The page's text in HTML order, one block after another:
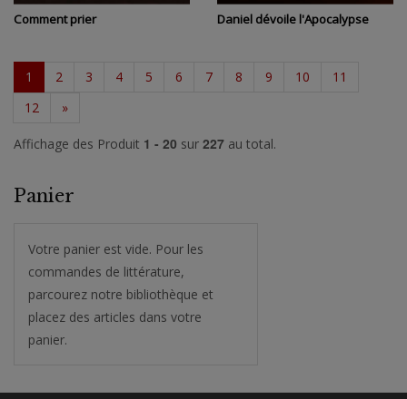
Comment prier Daniel dévoile l'Apocalypse
1 2 3 4 5 6 7 8 9 10
11
12
»
Affichage des Produit 1 - 20 sur 227 au total.
Panier
Votre panier est vide. Pour les
commandes de littérature,
parcourez notre bibliothèque et
placez des articles dans votre
panier.